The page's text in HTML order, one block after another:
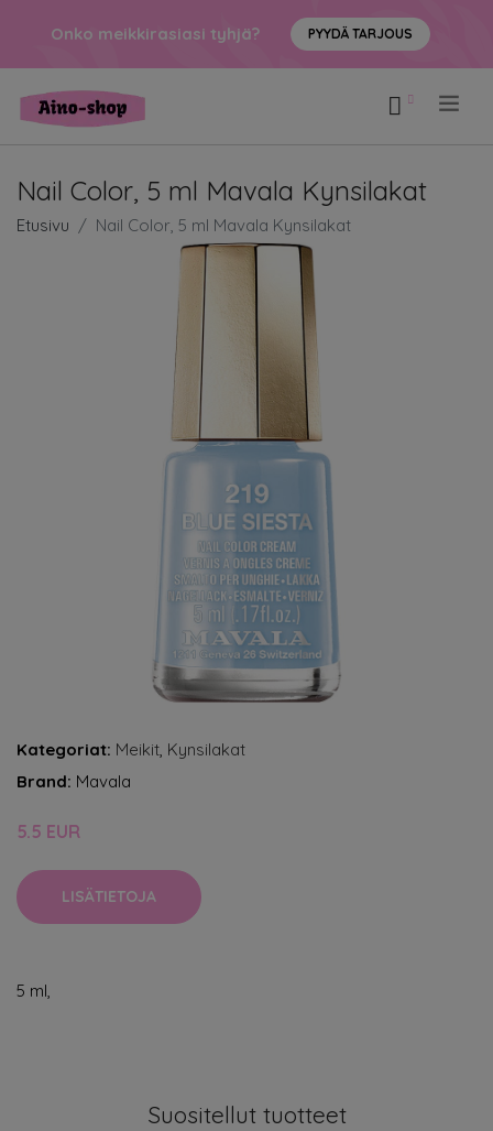
Onko meikkirasiasi tyhjä? PYYDÄ TARJOUS
Nail Color, 5 ml Mavala Kynsilakat
Etusivu Nail Color, 5 ml Mavala Kynsilakat
Kategoriat: Meikit, Kynsilakat
Brand: Mavala
5.5 EUR
LISÄTIETOJA
5 ml,
Suositellut tuotteet